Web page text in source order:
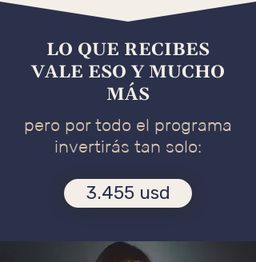
LO QUE RECIBES
VALE ESO Y MUCHO
MÁS
pero por todo el programa
invertirás tan solo:
3.455 usd